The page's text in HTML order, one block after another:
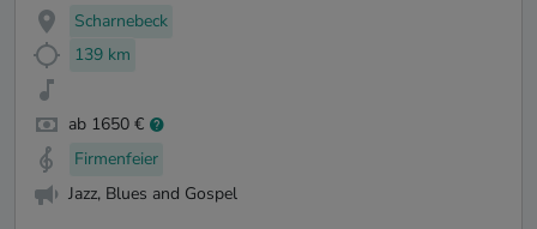
Scharnebeck
139 km
ab 1650 €
Firmenfeier
Jazz, Blues and Gospel